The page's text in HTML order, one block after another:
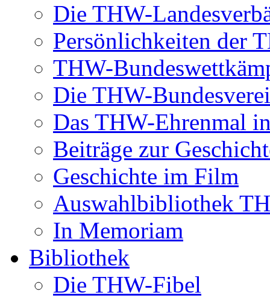
Die THW-
Persönlichkeiten der
THW-
Die THW-
Das THW-Ehrenmal
Beiträge zur
Geschichte im Film
Auswahlbibliothek
In Memoriam
Bibliothek
Die THW-Fibel